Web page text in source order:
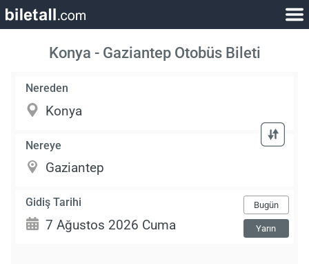
Konya - Gaziantep Otobüs Bileti
Nereden
Nereye
Gidiş Tarihi Bugün
Yarın